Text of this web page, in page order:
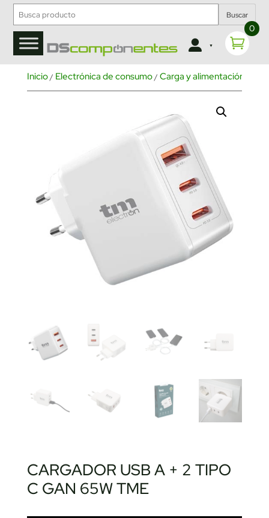
Buscar
0
Inicio/ Electrónica de consumo/ Carga y alimentación
CARGADOR USB A + 2 TIPO
C GAN 65W TME